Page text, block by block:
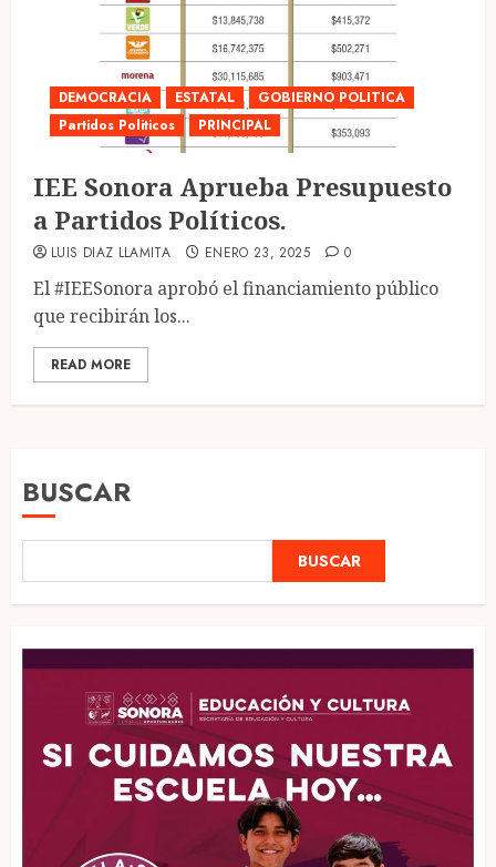
DEMOCRACIA ESTATAL
GOBIERNO POLITICA
Partidos Politicos
PRINCIPAL
IEE Sonora Aprueba Presupuesto
a Partidos Políticos.
LUIS DIAZ LLAMITA ENERO 23, 2025 0
El #IEESonora aprobó el financiamiento público
que recibirán los...
READ MORE
BUSCAR
BUSCAR